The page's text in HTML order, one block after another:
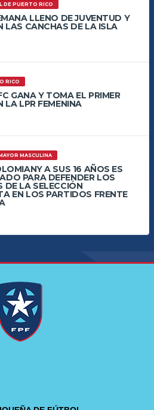
DE PUERTO RICO
LLENO DE JUVENTUD Y
LAS CANCHAS DE LA ISLA
RICO
GANA Y TOMA EL PRIMER
LA LPR FEMENINA
MASCULINA
A SUS 16 AÑOS ES
PARA DEFENDER LOS
DE LA SELECCIÓN
EN LOS PARTIDOS FRENTE